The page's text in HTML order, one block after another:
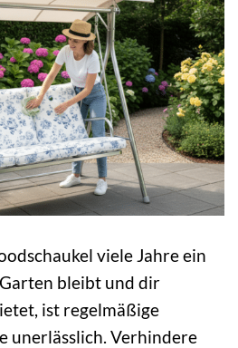
viele Jahre ein
bleibt und dir
ist regelmäßige
unerlässlich. Verhindere